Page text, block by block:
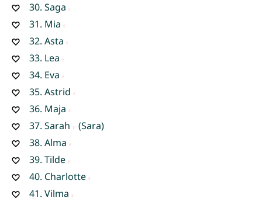
30. Saga
31. Mia
32. Asta
33. Lea
34. Eva
35. Astrid
36. Maja
37. Sarah
(Sara)
38. Alma
39. Tilde
40. Charlotte
41. Vilma